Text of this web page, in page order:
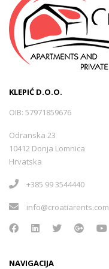
KLEPIĆ D.O.O.
OIB: 57971859676
Odranska 23
10412 Donja Lomnica
Hrvatska
+385 99 3544440
info@croatiarents.com
NAVIGACIJA